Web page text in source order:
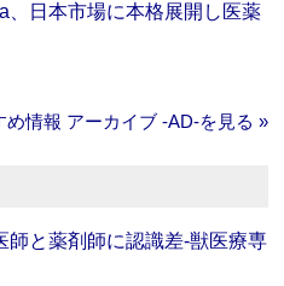
、日本市場に本格展開し医薬
め情報 アーカイブ ‐AD‐を見る »
師と薬剤師に認識差‐獣医療専